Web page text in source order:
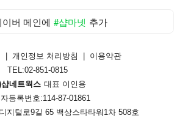
이버 메인에 #샵마넷 추가
개인정보 처리방침
이용약관
TEL:02-851-0815
네트웍스 대표 이인용
등록번호:114-87-01861
지털로9길 65 백상스타타워1차 508호